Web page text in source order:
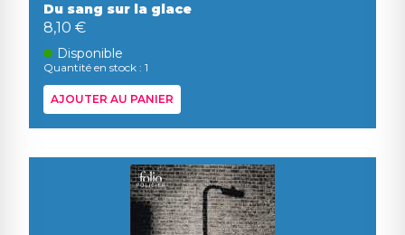
Du sang sur la glace
8,10 €
Disponible
Quantité en stock : 1
AJOUTER AU PANIER